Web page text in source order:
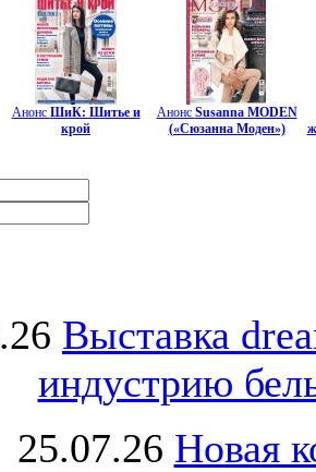
Анонс ШиК: Шитье и
крой
Анонс Susanna MODEN
(«Сюзанна Моден»)
Выставка
индустрию
25.07.26 Новая